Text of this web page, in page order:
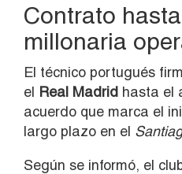
Contrato
millonaria
El técnico portugués
el Real Madrid hasta el
acuerdo que marca el
largo plazo en el
Según se informó, el